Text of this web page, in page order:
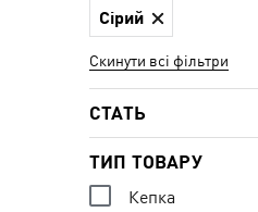
Сірий
Скинути всі фільтри
СТАТЬ
ТИП ТОВАРУ
Кепка